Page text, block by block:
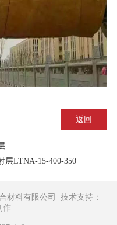
返回
层LTNA-15-400-350
材料有限公司 技术支持：
作